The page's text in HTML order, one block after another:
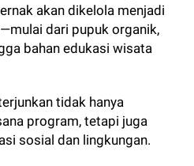
akan dikelola menjadi
dari pupuk organik,
bahan edukasi wisata
tidak hanya
program, tetapi juga
sosial dan lingkungan.